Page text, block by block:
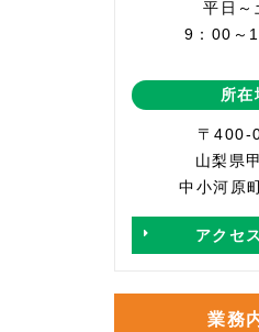
平日～
9：00～
所在
〒400-
山梨県
中小河原
アクセ
業務